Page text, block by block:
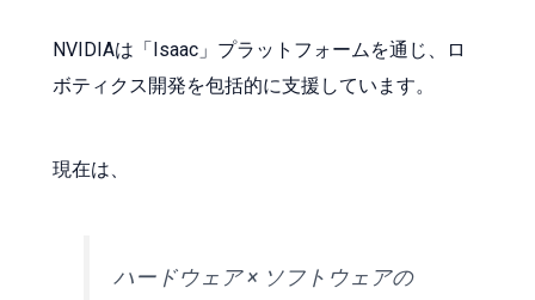
NVIDIAは「Isaac」プラットフォームを通じ、ロ
ボティクス開発を包括的に支援しています。
現在は、
ハードウェア × ソフトウェアの